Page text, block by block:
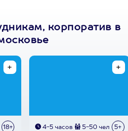
корпоратив в
18+ 4-5 часов 5-50 чел 5+